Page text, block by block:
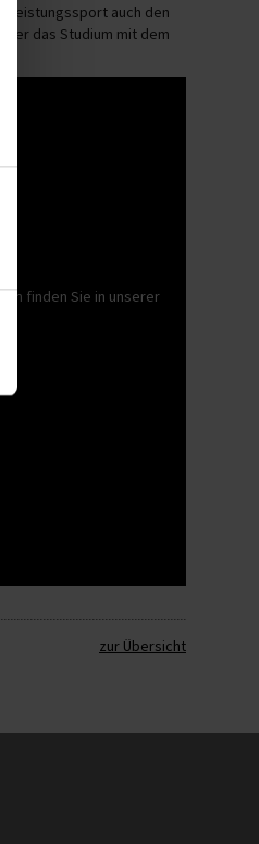
Leistungssport auch den
er das Studium mit dem
finden Sie in unserer
zur Übersicht